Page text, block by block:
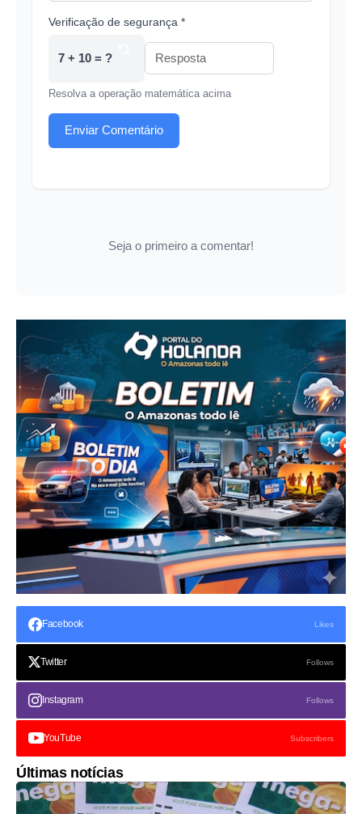
Verificação de segurança *
7 + 10 = ?
Resolva a operação matemática acima
Enviar Comentário
Seja o primeiro a comentar!
Facebook Likes
Twitter Follows
Instagram Follows
YouTube Subscribers
Últimas notícias